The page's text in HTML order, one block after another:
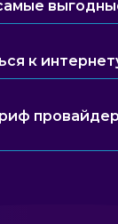
к